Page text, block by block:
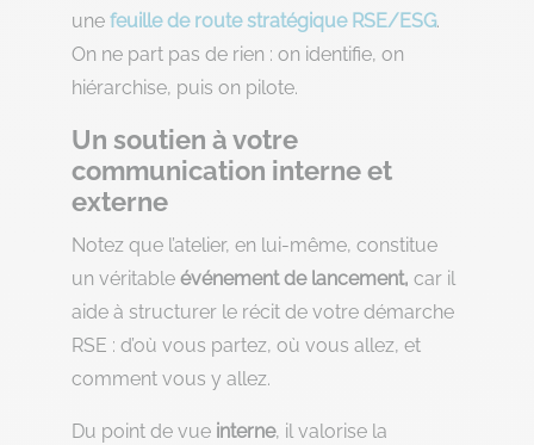
une feuille de route stratégique RSE/ESG.
On ne part pas de rien : on identifie, on
hiérarchise, puis on pilote.
Un soutien à votre
communication interne et
externe
Notez que l’atelier, en lui-même, constitue
un véritable événement de lancement, car il
aide à structurer le récit de votre démarche
RSE : d’où vous partez, où vous allez, et
comment vous y allez.
Du point de vue interne, il valorise la